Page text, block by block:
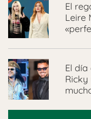
El
Leire
El
Ricky